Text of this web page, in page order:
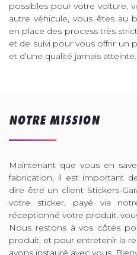
possibles pour votre voiture,
autre véhicule, vous êtes au
en place des process très
et de suivi pour vous offrir un
et d’une qualité jamais atteinte.
NOTRE MISSION
Maintenant que vous en
fabrication, il est important
dire être un client Stickers-
votre sticker, payé via
réceptionné votre produit,
Nous restons à vos côtés
produit, et pour entretenir la
avons instauré avec vous.